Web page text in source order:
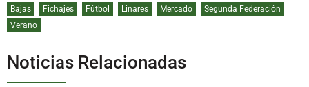
Bajas Fichajes Fútbol Linares Mercado
Segunda Federación
Verano
Noticias Relacionadas